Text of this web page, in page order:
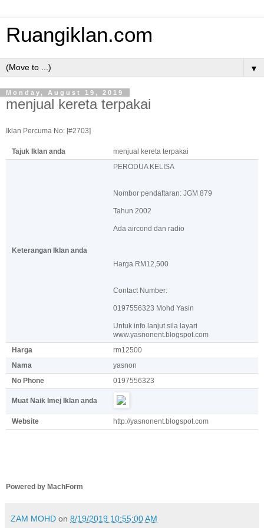
Ruangiklan.com
▼
Monday, August 19, 2019
menjual kereta terpakai
Iklan Percuma No: [#2703]
Tajuk Iklan anda menjual kereta terpakai
Keterangan Iklan anda
PERODUA KELISA
Nombor pendaftaran: JGM 879
Tahun 2002
Ada aircond dan radio
Harga RM12,500
Contact Number:
0197556323 Mohd Yasin
Untuk info lanjut sila layari
www.yasnonent.blogspot.com
Harga
rm12500
Nama
yasnon
No Phone
0197556323
Muat Naik Imej Iklan anda
Website http://yasnonent.blogspot.com
Powered by MachForm
ZAM MOHD on 8/19/2019 10:55:00 AM